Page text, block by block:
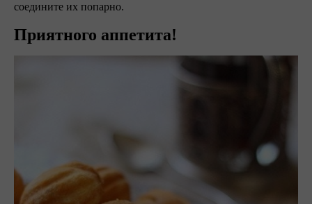
соедините их попарно.
Приятного аппетита!